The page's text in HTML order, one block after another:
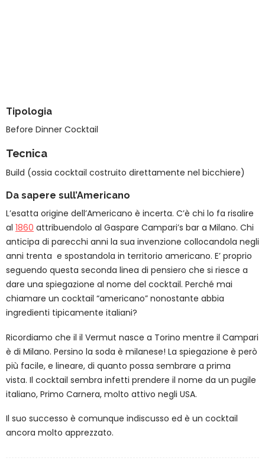
Tipologia
Before Dinner Cocktail
Tecnica
Build (ossia cocktail costruito direttamente nel bicchiere)
Da sapere sull’Americano
L’esatta origine dell’Americano è incerta. C’è chi lo fa risalire
al 1860 attribuendolo al Gaspare Campari’s bar a Milano. Chi
anticipa di parecchi anni la sua invenzione collocandola negli
anni trenta e spostandola in territorio americano. E’ proprio
seguendo questa seconda linea di pensiero che si riesce a
dare una spiegazione al nome del cocktail. Perché mai
chiamare un cocktail “americano” nonostante abbia
ingredienti tipicamente italiani?
Ricordiamo che il il Vermut nasce a Torino mentre il Campari
è di Milano. Persino la soda è milanese! La spiegazione è però
più facile, e lineare, di quanto possa sembrare a prima
vista. Il cocktail sembra infetti prendere il nome da un pugile
italiano, Primo Carnera, molto attivo negli USA.
Il suo successo è comunque indiscusso ed è un cocktail
ancora molto apprezzato.